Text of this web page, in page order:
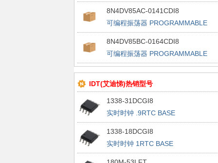
FEMTOCLOCK
8N4DV85AC-0141CDI8
可编程振荡器 PROGRAMMABLE
FEMTOCLOCK
8N4DV85BC-0164CDI8
可编程振荡器 PROGRAMMABLE
FEMTOCLOCK
IDT(艾迪悌)热销型号
1338-31DCGI8
实时时钟 .9RTC BASE
1338-18DCGI8
实时时钟 1RTC BASE